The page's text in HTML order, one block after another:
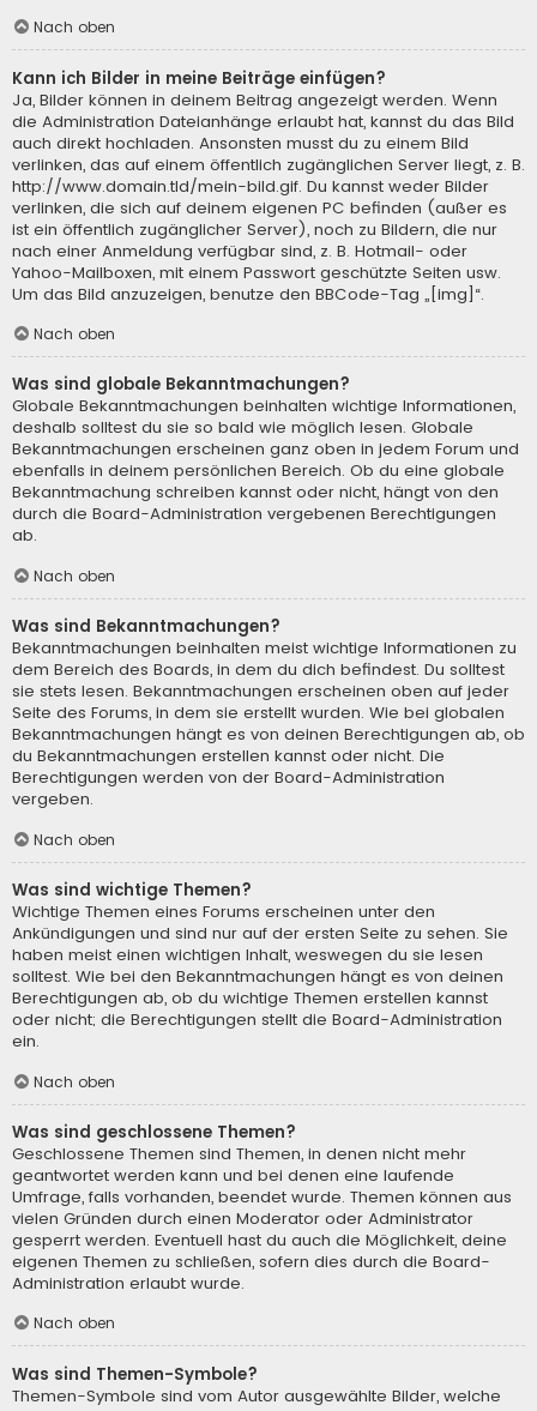
Nach oben
Kann ich Bilder in meine Beiträge einfügen?
Ja, Bilder können in deinem Beitrag angezeigt werden. Wenn
die Administration Dateianhänge erlaubt hat, kannst du das Bild
auch direkt hochladen. Ansonsten musst du zu einem Bild
verlinken, das auf einem öffentlich zugänglichen Server liegt, z. B.
http://www.domain.tld/mein-bild.gif. Du kannst weder Bilder
verlinken, die sich auf deinem eigenen PC befinden (außer es
ist ein öffentlich zugänglicher Server), noch zu Bildern, die nur
nach einer Anmeldung verfügbar sind, z. B. Hotmail- oder
Yahoo-Mailboxen, mit einem Passwort geschützte Seiten usw.
Um das Bild anzuzeigen, benutze den BBCode-Tag „[img]“.
Nach oben
Was sind globale Bekanntmachungen?
Globale Bekanntmachungen beinhalten wichtige Informationen,
deshalb solltest du sie so bald wie möglich lesen. Globale
Bekanntmachungen erscheinen ganz oben in jedem Forum und
ebenfalls in deinem persönlichen Bereich. Ob du eine globale
Bekanntmachung schreiben kannst oder nicht, hängt von den
durch die Board-Administration vergebenen Berechtigungen
ab.
Nach oben
Was sind Bekanntmachungen?
Bekanntmachungen beinhalten meist wichtige Informationen zu
dem Bereich des Boards, in dem du dich befindest. Du solltest
sie stets lesen. Bekanntmachungen erscheinen oben auf jeder
Seite des Forums, in dem sie erstellt wurden. Wie bei globalen
Bekanntmachungen hängt es von deinen Berechtigungen ab, ob
du Bekanntmachungen erstellen kannst oder nicht. Die
Berechtigungen werden von der Board-Administration
vergeben.
Nach oben
Was sind wichtige Themen?
Wichtige Themen eines Forums erscheinen unter den
Ankündigungen und sind nur auf der ersten Seite zu sehen. Sie
haben meist einen wichtigen Inhalt, weswegen du sie lesen
solltest. Wie bei den Bekanntmachungen hängt es von deinen
Berechtigungen ab, ob du wichtige Themen erstellen kannst
oder nicht; die Berechtigungen stellt die Board-Administration
ein.
Nach oben
Was sind geschlossene Themen?
Geschlossene Themen sind Themen, in denen nicht mehr
geantwortet werden kann und bei denen eine laufende
Umfrage, falls vorhanden, beendet wurde. Themen können aus
vielen Gründen durch einen Moderator oder Administrator
gesperrt werden. Eventuell hast du auch die Möglichkeit, deine
eigenen Themen zu schließen, sofern dies durch die Board-
Administration erlaubt wurde.
Nach oben
Was sind Themen-Symbole?
Themen-Symbole sind vom Autor ausgewählte Bilder, welche